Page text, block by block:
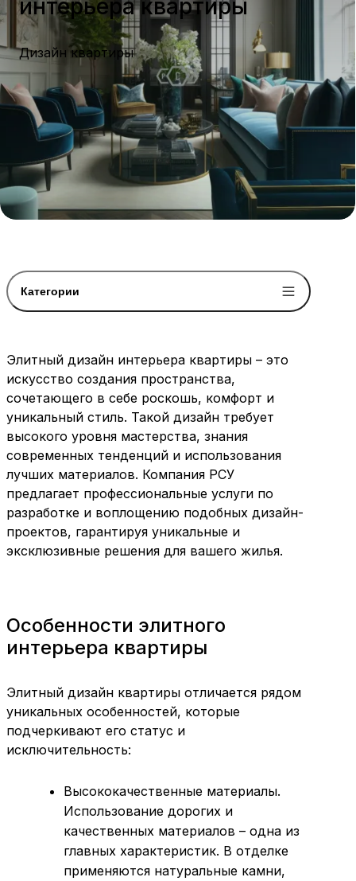
интерьера квартиры
Дизайн квартиры
Категории
Элитный дизайн интерьера квартиры – это
искусство создания пространства,
сочетающего в себе роскошь, комфорт и
уникальный стиль. Такой дизайн требует
высокого уровня мастерства, знания
современных тенденций и использования
лучших материалов. Компания РСУ
предлагает профессиональные услуги по
разработке и воплощению подобных дизайн-
проектов, гарантируя уникальные и
эксклюзивные решения для вашего жилья.
Особенности элитного
интерьера квартиры
Элитный дизайн квартиры отличается рядом
уникальных особенностей, которые
подчеркивают его статус и
исключительность:
Высококачественные материалы.
Использование дорогих и
качественных материалов – одна из
главных характеристик. В отделке
применяются натуральные камни,